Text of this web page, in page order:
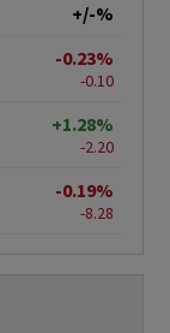
+/-%
-0.23%
-0.10
+1.28%
-2.20
-0.19%
-8.28